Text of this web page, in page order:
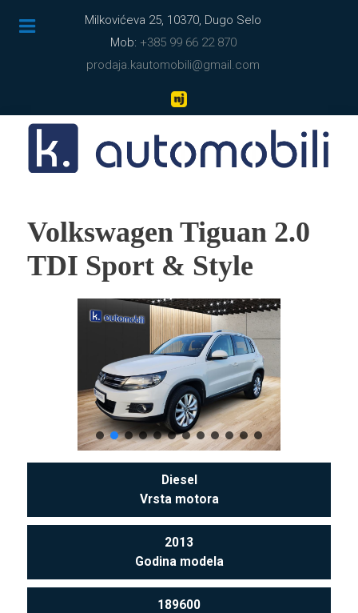
Milkovićeva 25, 10370, Dugo Selo
Mob: +385 99 66 22 870
prodaja.kautomobili@gmail.com
Volkswagen Tiguan 2.0
TDI Sport & Style
Diesel
Vrsta motora
2013
Godina modela
189600